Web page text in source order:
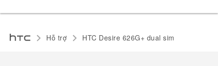
Hỗ trợ HTC Desire 626G+ dual sim‎